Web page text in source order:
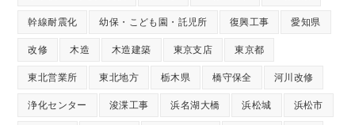
幹線耐震化 幼保・こども園・託児所 復興工事 愛知県
改修 木造 木造建築 東京支店 東京都
東北営業所 東北地方 栃木県 橋守保全 河川改修
浄化センター 浚渫工事 浜名湖大橋 浜松城 浜松市